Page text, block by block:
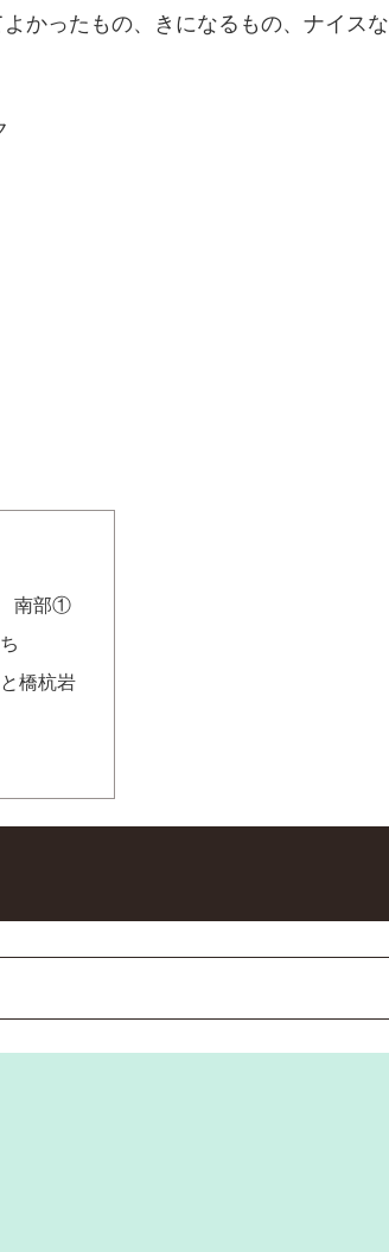
かったもの、きになるもの、ナイスな
南部①
橋杭岩
か